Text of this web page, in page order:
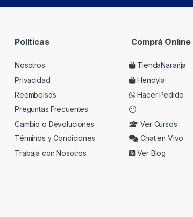
Políticas
Nosotros
Privacidad
Reembolsos
Preguntas Frecuentes
Cambio o Devoluciones
Términos y Condiciones
Trabaja con Nosotros
Comprá Online
TiendaNaranja
Hendyla
Hacer Pedido
Ver Cursos
Chat en Vivo
Ver Blog